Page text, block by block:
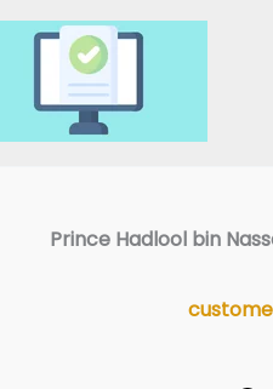
8551 Prince Hadlool bin
فيسبوك